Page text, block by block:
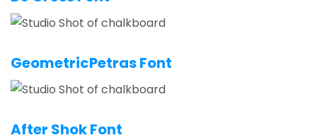
GeometricPetras Font
After Shok Font